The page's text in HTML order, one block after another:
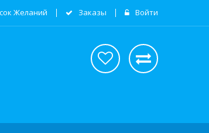
Желаний Заказы Войти